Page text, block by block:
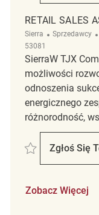
RETAIL SALES
Sierra Kategoria
Sprzedawcy
53081
SierraW TJX
możliwości
odnoszenia
energicznego
różnorodność,
Zapisać Retail
Zgłoś Się
Zobacz Więcej